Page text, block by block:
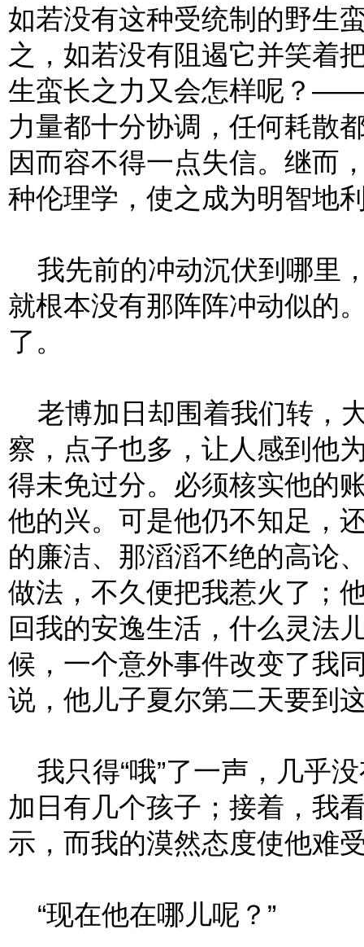
如若没有这种受统制的野生
之，如若没有阻遏它并笑着
生蛮长之力又会怎样呢？
力量都十分协调，任何耗散
因而容不得一点失信。继而
种伦理学，使之成为明智地
我先前的冲动沉伏到哪里
就根本没有那阵阵冲动似的
了。
老博加日却围着我们转，
察，点子也多，让人感到他
得未免过分。必须核实他的
他的兴。可是他仍不知足，
的廉洁、那滔滔不绝的高论
做法，不久便把我惹火了；
回我的安逸生活，什么灵
候，一个意外事件改变了我
说，他儿子夏尔第二天要到
我只得“哦”了一声，几乎
加日有几个孩子；接着，我
示，而我的漠然态度使他难
“现在他在哪儿呢？”